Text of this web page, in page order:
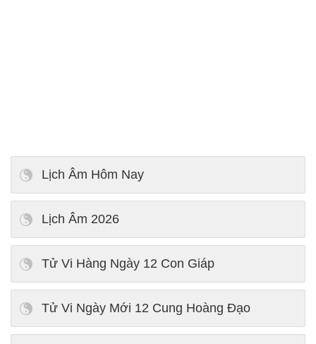
Lịch Âm Hôm Nay
Lịch Âm 2026
Tử Vi Hàng Ngày 12 Con Giáp
Tử Vi Ngày Mới 12 Cung Hoàng Đạo